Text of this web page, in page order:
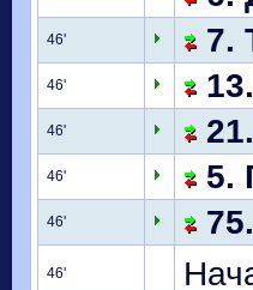
46' 7.
46'
46'
46' 5.
46'
46'